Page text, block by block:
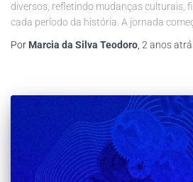
diversos, refletindo mudanças culturais,
cada período da história. A jornada
Por Marcia da Silva Teodoro, 2 anos